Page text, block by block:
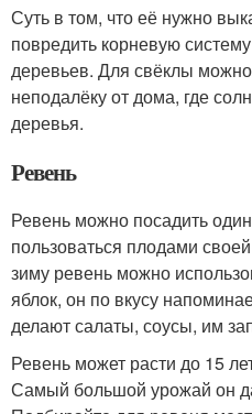
Суть в том, что её нужно
повредить корневую
деревьев. Для свёклы
неподалёку от дома, где
деревья.
Ревень
Ревень можно посадить
пользоваться плодами
зиму ревень можно
яблок, он по вкусу
делают салаты, соусы, им
Ревень может расти до 15
Самый большой урожай он